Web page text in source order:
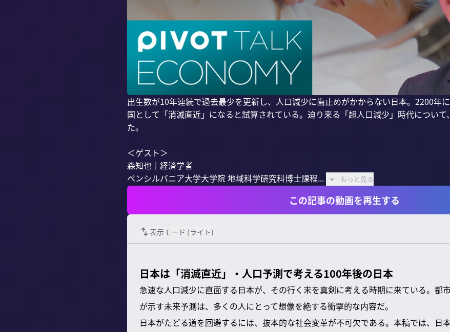
出生数が10年連続で過去最少を更新し、人口減少に歯止めがかからない日本。2200年に
国として「消滅直近」になると試算されている。迫り来る「超人口減少」時代につい
た。
＜ゲスト＞
森知也｜経済学者
ペンシルバニア大学大学院 地域科学研究科博士課程...
もっと見る
この記事の動画を再生する
表示モード (ライト)
日本は「消滅直近」・人口予測で考える100年後の日本
急速な人口減少に直面する日本が、その行く末を真剣に考える時期に来ている。都
が示す未来予測は、多くの人にとって想像を絶する衝撃的な内容だ。
日本がたどる道を回避するには、抜本的な社会変革が不可欠である。本稿では、日